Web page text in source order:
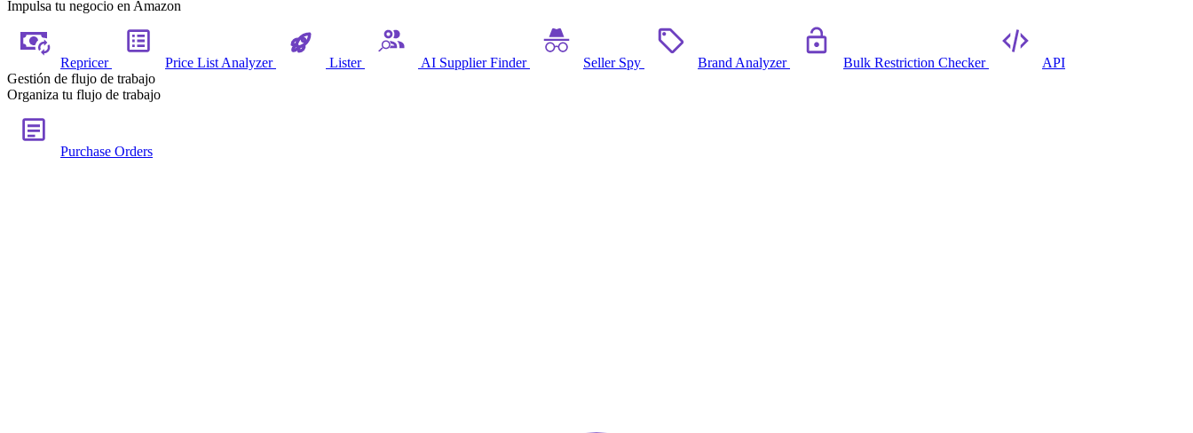
Impulsa tu negocio en Amazon
Repricer Price List Analyzer Lister AI Supplier Finder Seller Spy Brand Analyzer Bulk Restriction Checker
API
Gestión de flujo de trabajo
Organiza tu flujo de trabajo
Purchase Orders